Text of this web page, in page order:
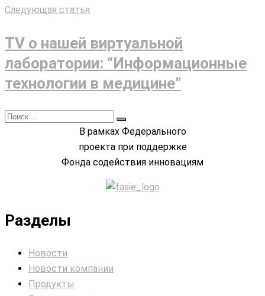
Следующая статья
TV о нашей виртуальной
лаборатории: “Информационные
технологии в медицине”
В рамках Федерального
проекта при поддержке
Фонда содействия инновациям
Разделы
Новости
Новости компании
Продукты